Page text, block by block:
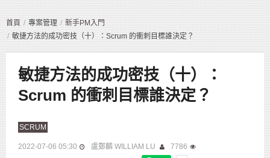
首頁 專案管理
新手PM入門
敏捷方法的成功密技（十）：Scrum 的衝刺目標誰決定？
敏捷方法的成功密技（十）：
Scrum 的衝刺目標誰決定？
SCRUM
2022-07-06 05:30 盧鄭麟 WILLIAM LU 7786